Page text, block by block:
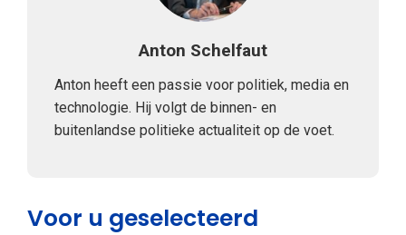
Anton Schelfaut
Anton heeft een passie voor politiek, media en
technologie. Hij volgt de binnen- en
buitenlandse politieke actualiteit op de voet.
Voor u geselecteerd